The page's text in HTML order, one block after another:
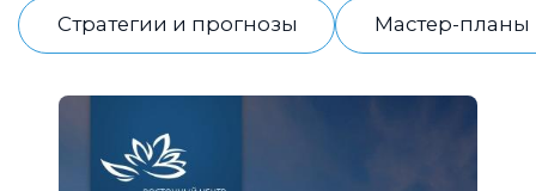
Стратегии и прогнозы Мастер-планы